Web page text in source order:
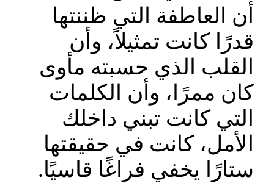
أن العاطفة التي ظننتها
قدرًا كانت تمثيلاً، وأن
القلب الذي حسبته مأوى
كان ممرًا، وأن الكلمات
التي كانت تبني داخلك
الأمل، كانت في حقيقتها
ستارًا يخفي فراغًا قاسيًا.